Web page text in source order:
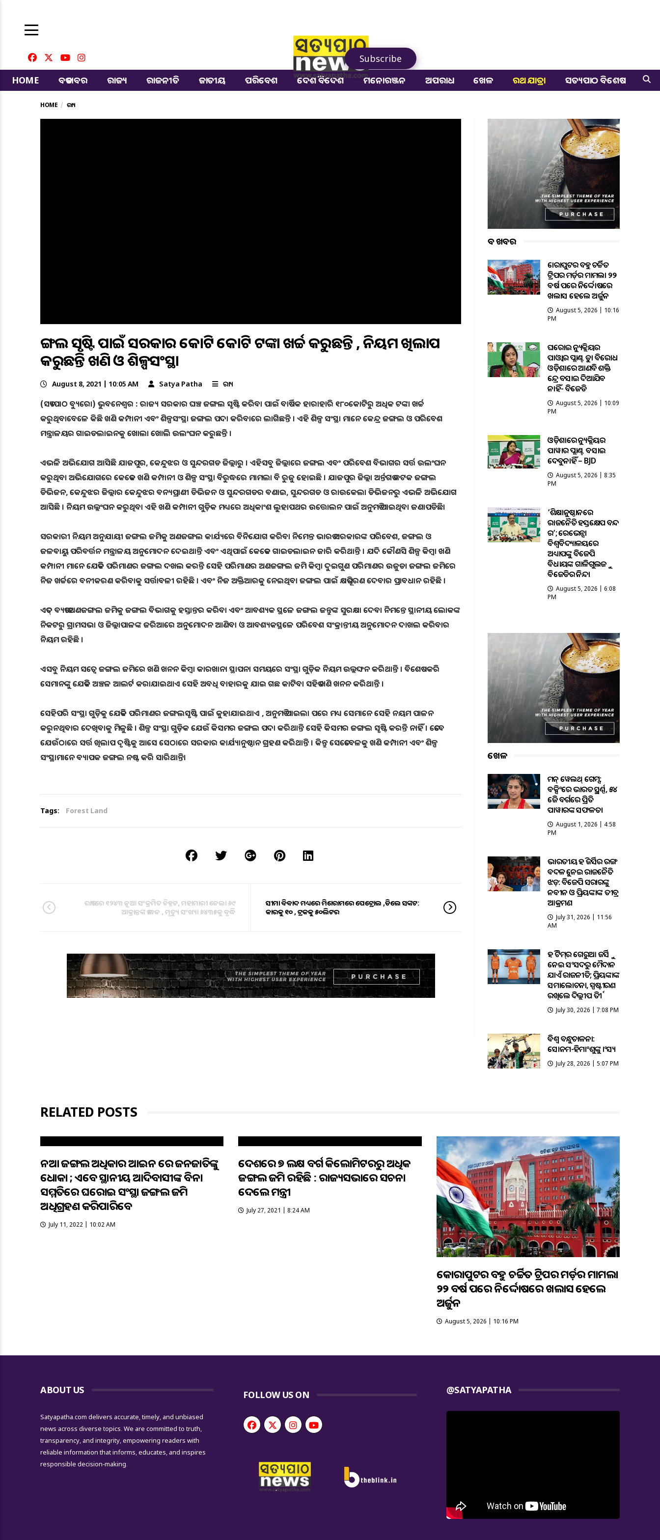
Subscribe
HOME
ବଡ ଖବର ରାଜ୍ୟ ରାଜନୀତି ଜାତୀୟ ପରିବେଶ ଦେଶ ବିଦେଶ ମନୋରଞ୍ଜନ ଅପରାଧ ଖେଳ ରଥ ଯାତ୍ରା ସତ୍ୟପାଠ ବିଶେଷ
HOME ରାଜ୍ୟ
ଜଙ୍ଗଲ ସୃଷ୍ଟି ପାଇଁ ସରକାର କୋଟି କୋଟି ଟଙ୍କା ଖର୍ଚ୍ଚ କରୁଛନ୍ତି , ନିୟମ ଖିଲାପ
କରୁଛନ୍ତି ଖଣି ଓ ଶିଳ୍ପସଂସ୍ଥା
August 8, 2021 | 10:05 AM Satya Patha ରାଜ୍ୟ
(ସତ୍ୟପାଠ ବ୍ୟୁରୋ) ଭୁବନେଶ୍ବର : ରାଜ୍ୟ ସରକାର ଘଞ୍ଚ ଜଙ୍ଗଲ ସୃଷ୍ଟି କରିବା ପାଇଁ ବାର୍ଷିକ ହାରାହାରି ୧୮୦କୋଟିରୁ ଅଧିକ ଟଙ୍କା ଖର୍ଚ୍ଚ
କରୁଥିବାବେଳେ କିଛି ଖଣି କମ୍ପାନୀ ଏବଂ ଶିଳ୍ପସଂସ୍ଥା ଜଙ୍ଗଲ ପଦା କରିବାରେ ଲାଗିଛନ୍ତି । ଏହି ଶିଳ୍ପ ସଂସ୍ଥା ମାନେ କେନ୍ଦ୍ର ଜଙ୍ଗଲ ଓ ପରିବେଶ
ମନ୍ତ୍ରାଳୟର ଗାଇଡଲାଇନକୁ ଖୋଲା ଖୋଲି ଉଲଂଘନ କରୁଛନ୍ତି ।
ଏଭଳି ଅଭିଯୋଗ ଆସିଛି ଯାଜପୁର, କେନ୍ଦୁଝର ଓ ସୁନ୍ଦରଗଡ ଜିଲ୍ଲାରୁ । ଏହିସବୁ ଜିଲ୍ଲାରେ ଜଙ୍ଗଲ ଏବଂ ପରିବେଶ ବିଭାଗର ସର୍ତ୍ତ ଉଲଂଘନ
କରୁଥିବା ଅଭିଯୋଗରେ କେତେକ ଖଣି କମ୍ପାନୀ ଓ ଶିଳ୍ପ ସଂସ୍ଥା ବିରୁଦ୍ଧରେ ମାମଲା ବି ରୁଜୁ ହୋଇଛି । ଯାଜପୁର ଜିଲ୍ଲା ଅର୍ନ୍ତଗତ କଟକ ଜଙ୍ଗଲ
ଡିଭିଜନ, କେନ୍ଦୁଝର ଜିଲ୍ଲାର କେନ୍ଦୁଝର ବନ୍ୟପ୍ରାଣୀ ଡିଭିଜନ ଓ ସୁନ୍ଦରଗଡର ବଣାଇ, ସୁନ୍ଦରଗଡ ଓ ରାଉକେଲା ଡିଭିଜନରୁ ଏଭଳି ଅଭିଯୋଗ
ଆସିଛି । ନିୟମ ଉଲ୍ଲଂଘନ କରୁଥିବା ଏହି ଖଣି କମ୍ପାନୀ ଗୁଡ଼ିକ ମଧ୍ୟରେ ଅଧିକାଂଶ ଲୁହାପଥର ଉତ୍ତୋଲନ ପାଇଁ ଅନୁମତି ପାଇଥିବା ଜଣାପଡିଛି।
ସରକାରୀ ନିୟମ ଅନୁଯାୟୀ ଜଙ୍ଗଲ ଜମିକୁ ଅଣଜଙ୍ଗଲ କାର୍ଯ୍ୟରେ ବିନିଯୋଗ କରିବା ନିମେନ୍ତ ଭାରତ ସରକାରଙ୍କ ପରିବେଶ, ଜଙ୍ଗଲ ଓ
ଜଳବାୟୁ ପରିବର୍ତ୍ତନ ମନ୍ତ୍ରାଳୟ ଅନୁମୋଦନ ଦେଇଥାନ୍ତି ଏବଂ ଏଥିପାଇଁ କେତେକ ଗାଇଡଲାଇନ ଜାରି କରିଥାନ୍ତି । ଯଦି କୌଣସି ଶିଳ୍ପ କିମ୍ବା ଖଣି
କମ୍ପାନୀ ମାନେ ଯେତିକି ପରିମାଣର ଜଙ୍ଗଲ ଦଖଲ କରନ୍ତି ସେହି ପରିମାଣର ଅଣଜଙ୍ଗଲ ଜମି କିମ୍ବା ଦୁଇଗୁଣ ପରିମାଣର ଉଜୁଡା ଜଙ୍ଗଲ ଜମିରେ
ନିଜ ଖର୍ଚ୍ଚରେ ବନୀକରଣ କରିବାକୁ ସର୍ତ୍ତାବଳୀ ରହିଛି । ଏବଂ ନିଜ ଅକ୍ତିଆରକୁ ନେଇଥିବା ଜଙ୍ଗଲ ପାଇଁ କ୍ଷତିପୂରଣ ଦେବାର ପ୍ରାବଧାନ ରହିଛି ।
ଏତଦ୍ ବ୍ୟତୀତ ଅଣଜଙ୍ଗଲ ଜମିକୁ ଜଙ୍ଗଲ ବିଭାଗକୁ ହସ୍ତାନ୍ତର କରିବା ଏବଂ ଆବଶ୍ୟକ ସ୍ଥଳେ ଜଙ୍ଗଲ ଜନ୍ତୁଙ୍କ ସୁରକ୍ଷା ଦେବା ନିମନ୍ତେ ସ୍ଥାନୀୟ ଲୋକଙ୍କ
ନିକଟରୁ ଗ୍ରାମସଭା ଓ ଜିଲ୍ଲାପାଳଙ୍କ ଜରିଆରେ ଅନୁମୋଦନ ଆଣିବା ଓ ଆବଶ୍ୟକସ୍ଥଳେ ପରିବେଶ ସଂକ୍ରାନ୍ତୀୟ ଅନୁମୋଦନ ଦାଖଲ କରିବାର
ନିୟମ ରହିଛି ।
ଏସବୁ ନିୟମ ସତ୍ବେ ଜଙ୍ଗଲ ଜମିରେ ଖଣି ଖନନ କିମ୍ବା କାରଖାନା ସ୍ଥାପନା ସମୟରେ ସଂସ୍ଥା ଗୁଡ଼ିକ ନିୟମ ଉଲ୍ଲଙ୍ଘନ କରିଥାନ୍ତି । ବିଶେଷକରି
ସେମାନଙ୍କୁ ଯେତିକି ଅଞ୍ଚଳ ଆଲର୍ଟ କରାଯାଇଥାଏ ସେହି ଅବଧି ବାହାରକୁ ଯାଇ ଗଛ କାଟିବା ସହିତ ଖଣି ଖନନ କରିଥାନ୍ତି ।
ସେହିପରି ସଂସ୍ଥା ଗୁଡ଼ିକୁ ଯେତିକି ପରିମାଣର ଜଙ୍ଗଲସୃଷ୍ଟି ପାଇଁ କୁହାଯାଇଥାଏ , ଅନୁମତି ପାଇଲା ପରେ ମଧ୍ୟ ସେମାନେ ସେହି ନୟମ ପାଳନ
କରୁନଥିବାର ଦେଖିବାକୁ ମିଳୁଛି । ଶିଳ୍ପ ସଂସ୍ଥା ଗୁଡ଼ିକ ଯେଉଁ କିସମର ଜଙ୍ଗଲ ପଦା କରିଥାନ୍ତି ସେହି କିସମର ଜଙ୍ଗଲ ସୃଷ୍ଟି କରନ୍ତି ନାହିଁ । ତେବେ
ଯେଉଁଠାରେ ସର୍ତ୍ତ ଖିଲାପ ଦୃଷ୍ଟିକୁ ଆସେ ସେଠାରେ ସରକାର କାର୍ଯ୍ୟାନୁଷ୍ଠାନ ଗ୍ରହଣ କରିଥାନ୍ତି । କିନ୍ତୁ ସେତେବେଳକୁ ଖଣି କମ୍ପାନୀ ଏବଂ ଶିଳ୍ପ
ସଂସ୍ଥାମାନେ ବ୍ୟାପକ ଜଙ୍ଗଲ ନଷ୍ଟ କରି ସାରିଥାନ୍ତି।
Tags: Forest Land
ରାଜ୍ୟରେ ୧୨୪୩ ନୂଆ ସଂକ୍ରମିତ ଚିହ୍ନଟ, ମହାମାରୀ ନେଲା ୬୯
ଆକ୍ରାନ୍ତଙ୍କ ଜୀବନ , ମୃତ୍ୟୁ ସଂଖ୍ୟା ୬୪୩୫କୁ ବୃଦ୍ଧି
ସୀମା ବିବାଦ ମଧ୍ୟରେ ମିଜୋରାମରେ ପେଟ୍ରୋଲ ,ଡିଜେଲ ସଙ୍କଟ:
କାରକୁ ୧୦ , ଟ୍ରକକୁ ୫୦ଲିଟର
ବଡ ଖବର
କୋରାପୁଟର ବହୁ ଚର୍ଚ୍ଚିତ
ଟ୍ରିପର ମର୍ଡ଼ର ମାମଲା ୨୨
ବର୍ଷ ପରେ ନିର୍ଦ୍ଦୋଷରେ
ଖଲାସ ହେଲେ ଅର୍ଜୁନ
August 5, 2026 | 10:16
PM
ଘରୋଇ ନ୍ୟୁକ୍ଲିୟର
ପାଓ୍ବାର ପ୍ଲାଣ୍ଟକୁ କଡ଼ା ବିରୋଧ
ଓଡ଼ିଶାରେ ଆଣବିକ ଶକ୍ତି
କେନ୍ଦ୍ର ବସାଇ ଦିଆଯିବ
ନାହିଁ- ବିଜେଡି
August 5, 2026 | 10:09
PM
ଓଡ଼ିଶାରେ ନ୍ୟୁକ୍ଲିୟର
ପାୱାର ପ୍ଲାଣ୍ଟ ବସାଇ
ଦେବୁନାହିଁ – BJD
August 5, 2026 | 8:35
PM
‘ଶିକ୍ଷାନୁଷ୍ଠାନରେ
ରାଜନୈତିକ ହସ୍ତକ୍ଷେପ ବନ୍ଦ
କର’; ରେଭେନ୍ସା
ବିଶ୍ୱବିଦ୍ୟାଳୟରେ
ଅଧ୍ୟାପକଙ୍କୁ ବିଜେପି
ବିଧାୟକଙ୍କ ଗାଳିଗୁଲଜକୁ
ବିଜେଡିର ନିନ୍ଦା
August 5, 2026 | 6:08
PM
ଖେଳ
କମନ୍ ୱେଲଥ୍ ଗେମ୍ସ:
ବକ୍ସିଂରେ ଭାରତକୁ ସ୍ବର୍ଣ୍ଣ, ୫୪
କେଜି ବର୍ଗରେ ପ୍ରିତି
ପାୱାରଙ୍କ ସଫଳତା
August 1, 2026 | 4:58
PM
ଭାରତୀୟ ହକି ଜର୍ସିର ରଙ୍ଗ
ବଦଳକୁ ନେଇ ରାଜନୈତିକ
ଝଡ଼: ବିଜେପି ସରକାରଙ୍କୁ
ନବୀନ ଓ ପ୍ରିୟଙ୍କାଙ୍କ ତୀବ୍ର
ଆକ୍ରମଣ
July 31, 2026 | 11:56
AM
ହକି ଟିମ୍‌ର ଗେରୁଆ ଜର୍ସିକୁ
ନେଇ ସଂସଦରୁ ମୈଦାନ
ଯାଏଁ ରାଜନୀତି; ପ୍ରିୟଙ୍କାଙ୍କ
ସମାଲୋଚନା, ସ୍ପଷ୍ଟୀକରଣ
ରଖିଲେ ଦିଲ୍ଲୀପ ତିର୍କୀ
July 30, 2026 | 7:08 PM
ବିଶ୍ବ ବନ୍ଧୁକଚାଳନା:
ସୋନମ-ହିମାଂଶୁଙ୍କୁ କାଂସ୍ୟ
July 28, 2026 | 5:07 PM
RELATED POSTS
ନୂଆ ଜଙ୍ଗଲ ଅଧିକାର ଆଇନ ରେ ଜନଜାତିଙ୍କୁ
ଧୋକା ; ଏବେ ସ୍ଥାନୀୟ ଆଦିବାସୀଙ୍କ ବିନା
ସମ୍ମତିରେ ଘରୋଇ ସଂସ୍ଥା ଜଙ୍ଗଲ ଜମି
ଅଧିଗ୍ରହଣ କରିପାରିବେ
July 11, 2022 | 10:02 AM
ଦେଶରେ ୭ ଲକ୍ଷ ବର୍ଗ କିଲୋମିଟରରୁ ଅଧିକ
ଜଙ୍ଗଲ ଜମି ରହିଛି : ରାଜ୍ୟସଭାରେ ସୂଚନା
ଦେଲେ ମନ୍ତ୍ରୀ
July 27, 2021 | 8:24 AM
କୋରାପୁଟର ବହୁ ଚର୍ଚ୍ଚିତ ଟ୍ରିପର ମର୍ଡ଼ର ମାମଲା
୨୨ ବର୍ଷ ପରେ ନିର୍ଦ୍ଦୋଷରେ ଖଲାସ ହେଲେ
ଅର୍ଜୁନ
August 5, 2026 | 10:16 PM
ABOUT US
Satyapatha.com delivers accurate, timely, and unbiased
news across diverse topics. We are committed to truth,
transparency, and integrity, empowering readers with
reliable information that informs, educates, and inspires
responsible decision-making.
FOLLOW US ON @SATYAPATHA